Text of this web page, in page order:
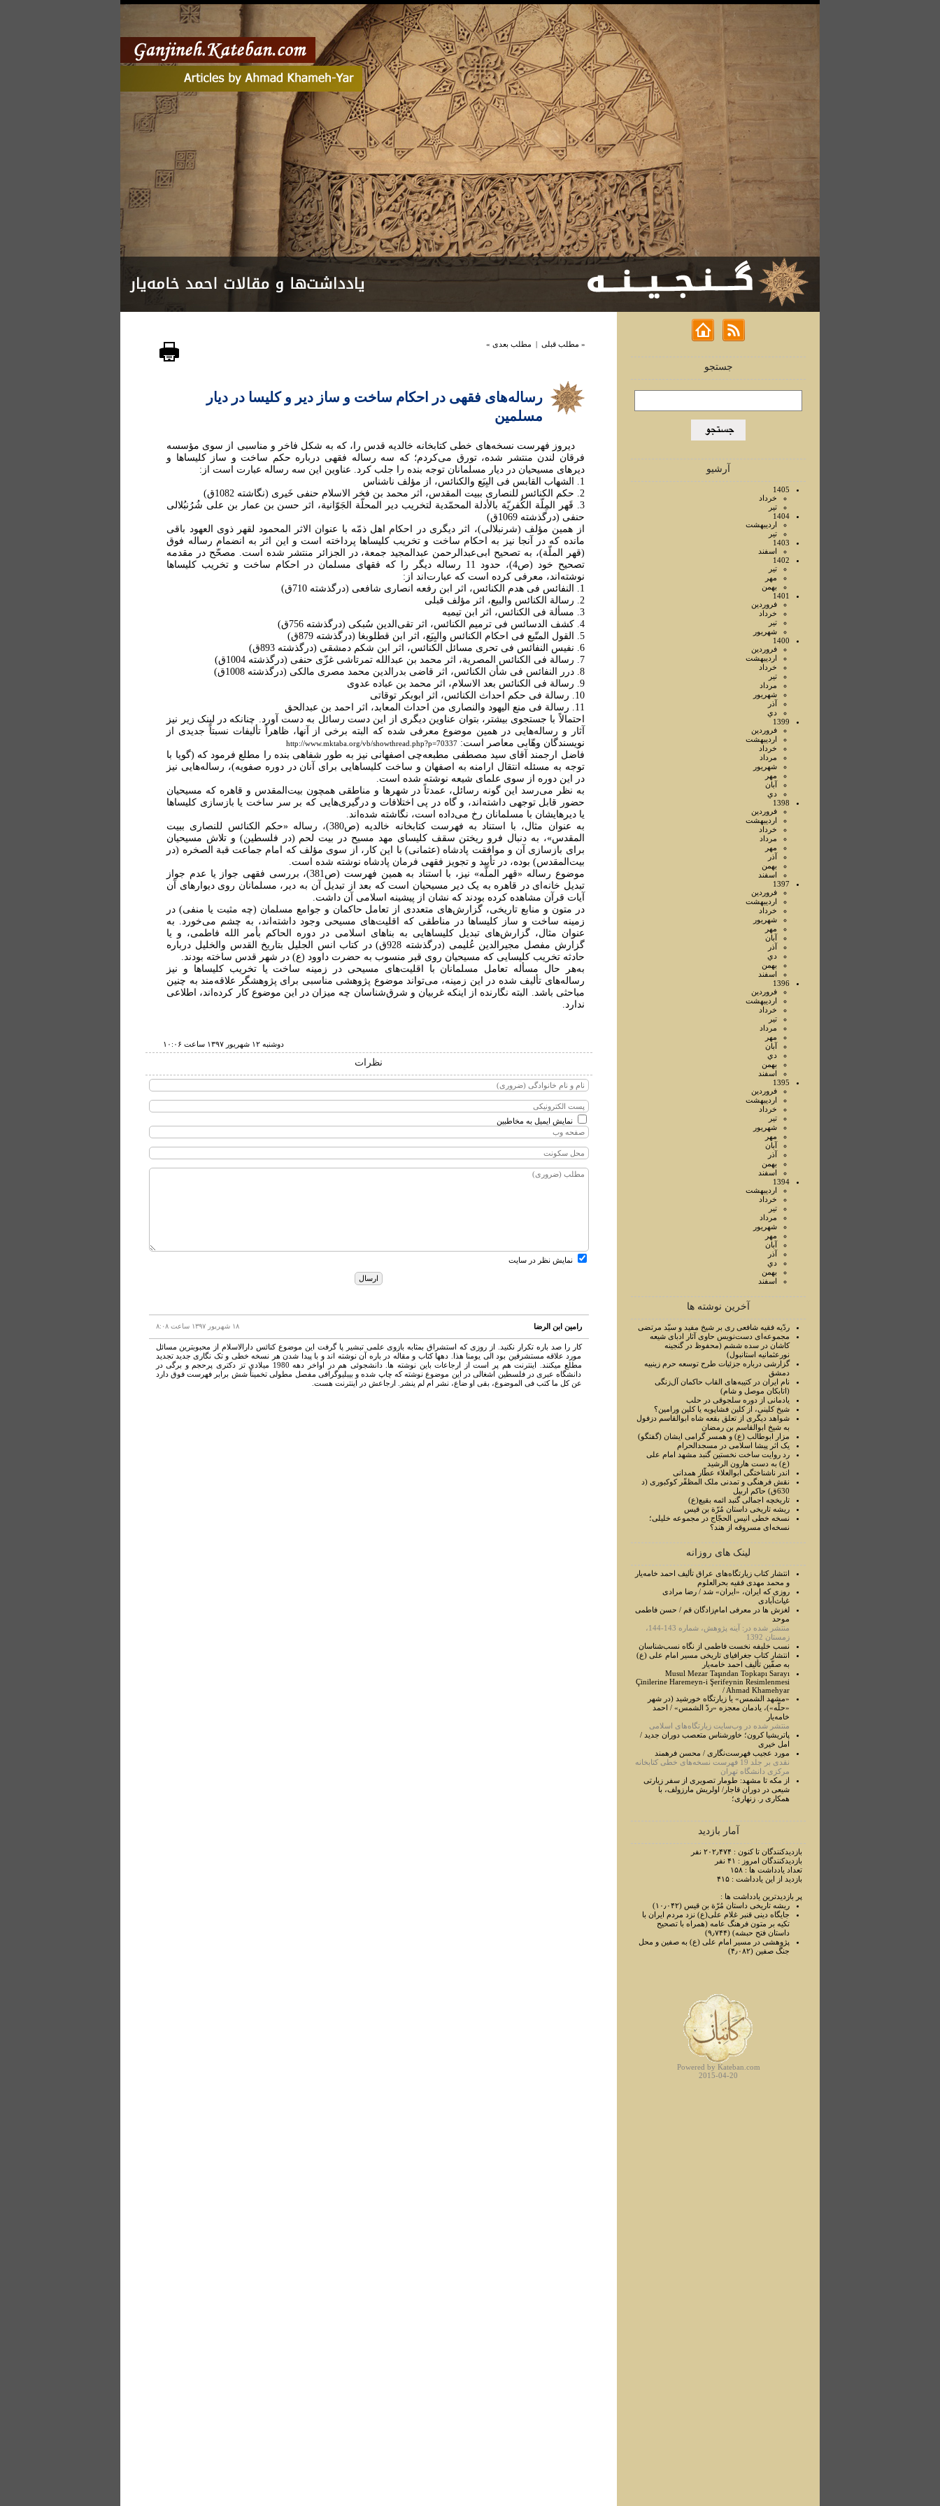
جستجو
آرشیو
1405
خرداد
تير
1404
ارديبهشت
تير
1403
اسفند
1402
تير
مهر
بهمن
1401
فروردين
خرداد
تير
شهريور
1400
فروردين
ارديبهشت
خرداد
تير
مرداد
شهريور
آذر
دي
1399
فروردين
ارديبهشت
خرداد
مرداد
شهريور
مهر
آبان
دي
1398
فروردين
ارديبهشت
خرداد
مرداد
مهر
آذر
بهمن
اسفند
1397
فروردين
ارديبهشت
خرداد
شهريور
مهر
آبان
آذر
دي
بهمن
اسفند
1396
فروردين
ارديبهشت
خرداد
تير
مرداد
مهر
آبان
دي
بهمن
اسفند
1395
فروردين
ارديبهشت
خرداد
تير
شهريور
مهر
آبان
آذر
بهمن
اسفند
1394
ارديبهشت
خرداد
تير
مرداد
شهريور
مهر
آبان
آذر
دي
بهمن
اسفند
آخرین نوشته ها
ردّیه فقیه شافعی ری بر شیخ مفید و سیّد مرتضی
مجموعه‌ای دست‌نویس حاوی آثار ادبای شیعه
کاشان در سده ششم (محفوظ در گنجینه
نورعثمانیه استانبول)
گزارشی درباره جزئیات طرح توسعه حرم زینبیه
دمشق
نام ایران در کتیبه‌های القاب حاکمان آل‌زنگی
(اتابکان موصل و شام)
یادمانی از دوره سلجوقی در حلب
شیخ کلینی، از کلین فشاپویه یا کلین ورامین؟
شواهد دیگری از تعلق بقعه شاه ابوالقاسم دزفول
به شیخ ابوالقاسم بن رمضان
مزار ابوطالب (ع) و همسر گرامی ایشان (گفتگو)
یک اثر پیشا اسلامی در مسجدالحرام
رد روایت ساخت نخستین گنبد مشهد امام علی
(ع) به دست هارون الرشید
اندر ناشناختگی ابوالعلاء عطّار همدانی
نقش فرهنگی و تمدنی ملک المظفّر کوکبوری (د
630ق) حاکم اربیل
تاریخچه اجمالی گنبد ائمه بقیع(ع)
ریشه تاریخی داستان مُرّة بن قیس
نسخه خطی انیس الحجّاج در مجموعه خلیلی؛
نسخه‌ای مسروقه از هند؟
لینک های روزانه
انتشار کتاب زیارتگاه‌های عراق تألیف احمد خامه‌یار
و محمد مهدی فقیه بحرالعلوم
روزی که ایران، «ایران» شد / رضا مرادی
غیاث‌آبادی
لغزش ها در معرفی امام‌زادگان قم / حسن فاطمی
موحد
منتشر شده در: آینه پژوهش، شماره 143-144،
زمستان 1392
نسب خلیفه نخست فاطمی از نگاه نسب‌شناسان
انتشار کتاب جغرافیای تاریخی مسیر امام علی (ع)
به صفّین تألیف احمد خامه‌یار
Musul Mezar Taşından Topkapı Sarayı
Çinilerine Haremeyn-i Şerifeynin Resimlenmesi
/ Ahmad Khamehyar
«مشهد الشمس» یا زیارتگاه خورشید (در شهر
«حلّه»)، یادمان معجزه «ردّ الشمس» / احمد
خامه‌یار
منتشر شده در وب‌سایت زیارتگاه‌های اسلامی
پاتریشیا کرون؛ خاورشناس متعصب دوران جدید /
امل خیری
مورد عجيب فهرست‌نگاری / محسن فرهمند
نقدی بر جلد 19 فهرست نسخه‌های خطی کتابخانه
مرکزی دانشگاه تهران
از مکه تا مشهد: طومار تصویری از سفر زیارتی
شیعی در دوران قاجار/ اولریش مارزولف، با
همکاری ر. زنهاری؛
آمار بازدید
بازدیدکنندگان تا کنون : ۲۰۲٫۴۷۴ نفر
بازدیدکنندگان امروز : ۴۱ نفر
تعداد یادداشت ها : ۱۵۸
بازدید از این یادداشت : ۴۱۵
پر بازدیدترین یادداشت ها :
ریشه تاریخی داستان مُرّة بن قیس (۱۰٫۰۴۲)
جایگاه دینی قنبر غلام علی(ع) نزد مردم ایران با
تکیه بر متون فرهنگ عامه (همراه با تصحیح
داستان فتح حبشه) (۹٫۷۴۴)
پژوهشی در مسیر امام علی ‌(ع) به صفین و محل
جنگ صفین (۴٫۰۸۲)
Powered by Kateban.com
2015-04-20
« مطلب قبلی | مطلب بعدی »
رساله‌های فقهی در احکام ساخت و ساز دیر و کلیسا در دیار
مسلمین
دیروز فهرست نسخه‌های خطی کتابخانه خالدیه قدس را، که به شکل فاخر و مناسبی از سوی مؤسسه
فرقان لندن منتشر شده، تورق می‌کردم؛ که سه رساله فقهی درباره حکم ساخت و ساز کلیساها و
دیرهای مسیحیان در دیار مسلمانان توجه بنده را جلب کرد. عناوین این سه رساله عبارت است از:
1. الشهاب القابس فی البِیَع والکنائس، از مؤلف ناشناس
2. حکم الکنائس للنصاری ببیت المقدس، اثر محمد بن فخر الاسلام حنفی خَیری (نگاشته 1082ق)
3. قَهر المِلّة الکُفریّة بالأدلة المحمّدیة لتخریب دیر المحلّة الجَوّانیة، اثر حسن بن عمار بن علی شُرُنبُلالی
حنفی (درگذشته 1069ق)
از همین مؤلف (شرنبلالی)، اثر دیگری در احکام اهل ذمّه با عنوان الاثر المحمود لقهر ذوی العهود باقی
مانده که در آنجا نیز به احکام ساخت و تخریب کلیساها پرداخته است و این اثر به انضمام رساله فوق
(قهر الملّة)، به تصحیح ابی‌عبدالرحمن عبدالمجید جمعة، در الجزائر منتشر شده است. مصحّح در مقدمه
تصحیح خود (ص4)، حدود 11 رساله دیگر را که فقهای مسلمان در احکام ساخت و تخریب کلیساها
نوشته‌اند، معرفی کرده است که عبارت‌اند از:
1. النفائس فی هدم الکنائس، اثر ابن رفعه انصاری شافعی (درگذشته 710ق)
2. رسالة الکنائس والبیع، اثر مؤلف قبلی
3. مسألة فی الکنائس، اثر ابن تیمیه
4. کشف الدسائس فی ترمیم الکنائس، اثر تقی‌الدین سُبکی (درگذشته 756ق)
5. القول المتّبع فی احکام الکنائس والبِیَع، اثر ابن قطلوبغا (درگذشته 879ق)
6. نفیس النفائس فی تحری مسائل الکنائس، اثر ابن شکم دمشقی (درگذشته 893ق)
7. رسالة فی الکنائس المصریة، اثر محمد بن عبدالله تمرتاشی غزّی حنفی (درگذشته 1004ق)
8. درر النفائس فی شأن الکنائس، اثر قاضی بدرالدین محمد مصری مالکی (درگذشته 1008ق)
9. رسالة فی الکنائس بعد الاسلام، اثر محمد بن عباده عدوی
10. رسالة فی حکم احداث الکنائس، اثر ابوبکر توقاتی
11. رسالة فی منع الیهود والنصاری من احداث المعابد، اثر احمد بن عبدالحق
احتمالاً با جستجوی بیشتر، بتوان عناوین دیگری از این دست رسائل به دست آورد. چنانکه در لینک زیر نیز
آثار و رساله‌هایی در همین موضوع معرفی شده که البته برخی از آنها، ظاهراً تألیفات نسبتاً جدیدی از
نویسندگان وهّابی معاصر است:http://www.mktaba.org/vb/showthread.php?p=70337
فاضل ارجمند آقای سید مصطفی مطبعه‌چی اصفهانی نیز به طور شفاهی بنده را مطلع فرمود که (گویا با
توجه به مسئله انتقال ارامنه به اصفهان و ساخت کلیساهایی برای آنان در دوره صفویه)، رساله‌هایی نیز
در این دوره از سوی علمای شیعه نوشته شده است.
به نظر می‌رسد این گونه رسائل، عمدتاً در شهرها و مناطقی همچون بیت‌المقدس و قاهره که مسیحیان
حضور قابل توجهی داشته‌اند، و گاه در پی اختلافات و درگیری‌هایی که بر سر ساخت یا بازسازی کلیساها
یا دیرهایشان با مسلمانان رخ می‌داده است، نگاشته شده‌اند.
به عنوان مثال، با استناد به فهرست کتابخانه خالدیه (ص380)، رساله «حکم الکنائس للنصاری ببیت
المقدس»، به دنبال فرو ریختن سقف کلیسای مهد مسیح در بیت لحم (در فلسطین) و تلاش مسیحیان
برای بازسازی آن و موافقت پادشاه (عثمانی) با این کار، از سوی مؤلف که امام جماعت قبة الصخره (در
بیت‌المقدس) بوده، در تأیید و تجویز فقهی فرمان پادشاه نوشته شده است.
موضوع رساله «قهر الملّه» نیز، با استناد به همین فهرست (ص381)، بررسی فقهی جواز یا عدم جواز
تبدیل خانه‌ای در قاهره به یک دیر مسیحیان است که بعد از تبدیل آن به دیر، مسلمانان روی دیوارهای آن
آیات قرآن مشاهده کرده بودند که نشان از پیشینه اسلامی آن داشت.
در متون و منابع تاریخی، گزارش‌های متعددی از تعامل حاکمان و جوامع مسلمان (چه مثبت یا منفی) در
زمینه ساخت و ساز کلیساها در مناطقی که اقلیت‌های مسیحی وجود داشته‌اند، به چشم می‌خورد. به
عنوان مثال، گزارش‌های تبدیل کلیساهایی به بناهای اسلامی در دوره الحاکم بأمر الله فاطمی، و یا
گزارش مفصل مجیرالدین عُلیمی (درگذشته 928ق) در کتاب انس الجلیل بتاریخ القدس والخلیل درباره
حادثه تخریب کلیسایی که مسیحیان روی قبر منسوب به حضرت داوود (ع) در شهر قدس ساخته بودند.
به‌هر حال مسأله تعامل مسلمانان با اقلیت‌های مسیحی در زمینه ساخت یا تخریب کلیساها و نیز
رساله‌های تألیف شده در این زمینه، می‌تواند موضوع پژوهشی مناسبی برای پژوهشگر علاقه‌مند به چنین
مباحثی باشد. البته نگارنده از اینکه غربیان و شرق‌شناسان چه میزان در این موضوع کار کرده‌اند، اطلاعی
ندارد.
دوشنبه ۱۲ شهريور ۱۳۹۷ ساعت ۱۰:۰۶
نظرات
نمایش ایمیل به مخاطبین
نمایش نظر در سایت
رامین ابن الرضا ۱۸ شهريور ۱۳۹۷ ساعت ۸:۰۸
کار را صد باره تکرار نکنید. از روزی که استشراق بمثابه بازوی علمی تبشیر پا گرفت این موضوع کنائس دارالاسلام از محبوبترین مسائل
مورد علاقه مستشرقین بود الی یومنا هذا. دهها کتاب و مقاله در باره آن نوشته اند و با پیدا شدن هر نسخه خطی و تک نگاری جدید تجدید
مطلع میکنند. اینترنت هم پر است از ارجاعات باین نوشته ها. دانشجوئی هم در اواخر دهه 1980 میلادی تز دکتری پرحجم و برگی در
دانشگاه عبری در فلسطین اشغالی در این موضوع نوشته که چاپ شده و بیبلیوگرافی مفصل مطولی تخمیناً شش برابر فهرست فوق دارد
عن کل ما کتب فی الموضوع، بقی او ضاع، نشر ام لم ینشر. ارجاعش در اینترنت هست.